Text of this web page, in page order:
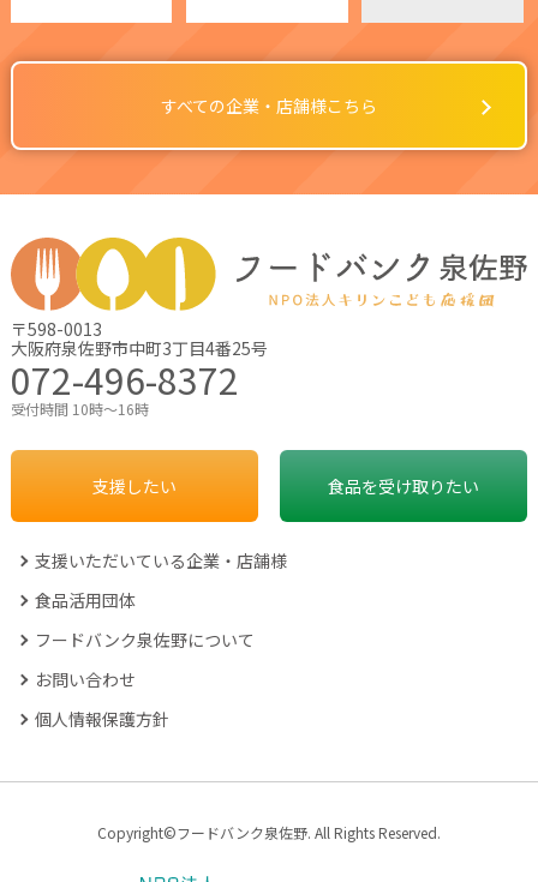
すべての企業・店舗様こちら
〒598-0013
大阪府泉佐野市中町3丁目4番25号
072-496-8372
受付時間 10時～16時
支援したい 食品を受け取りたい
支援いただいている企業・店舗様
食品活用団体
フードバンク泉佐野について
お問い合わせ
個人情報保護方針
Copyright©フードバンク泉佐野. All Rights Reserved.